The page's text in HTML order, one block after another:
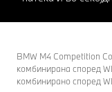
BMW M4 Competition
комбинирана според
комбинирано според